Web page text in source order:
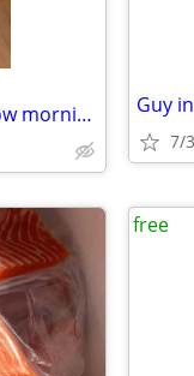
CURB ALERT - Must pick up tomorrow morning (Unit 1003) Guy
7/3
free